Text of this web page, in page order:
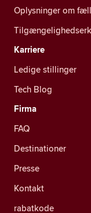
Oplysninger om
Karriere
Ledige stillinger
Tech Blog
Firma
FAQ
Destinationer
Presse
Kontakt
rabatkode